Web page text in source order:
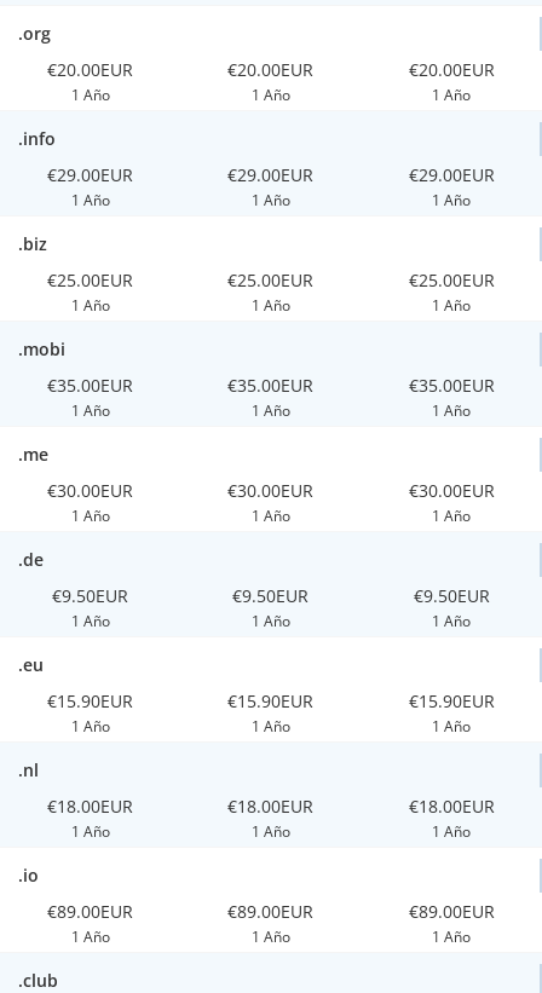
.org
€20.00EUR
1 Año
€20.00EUR
1 Año
€20.00EUR
1 Año
.info
€29.00EUR
1 Año
€29.00EUR
1 Año
€29.00EUR
1 Año
.biz
€25.00EUR
1 Año
€25.00EUR
1 Año
€25.00EUR
1 Año
.mobi
€35.00EUR
1 Año
€35.00EUR
1 Año
€35.00EUR
1 Año
.me
€30.00EUR
1 Año
€30.00EUR
1 Año
€30.00EUR
1 Año
.de
€9.50EUR
1 Año
€9.50EUR
1 Año
€9.50EUR
1 Año
.eu
€15.90EUR
1 Año
€15.90EUR
1 Año
€15.90EUR
1 Año
.nl
€18.00EUR
1 Año
€18.00EUR
1 Año
€18.00EUR
1 Año
.io
€89.00EUR
1 Año
€89.00EUR
1 Año
€89.00EUR
1 Año
.club